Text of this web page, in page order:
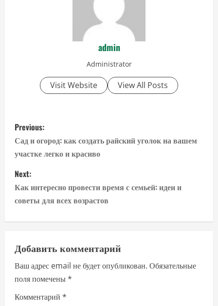
admin
Administrator
Visit Website View All Posts
P
o
s
t
n
a
v
i
g
Previous:
Сад и огород: как создать райский уголок на вашем
участке легко и красиво
Next:
Как интересно провести время с семьей: идеи и
советы для всех возрастов
Добавить комментарий
Ваш адрес email не будет опубликован. Обязательные
поля помечены*
Комментарий *